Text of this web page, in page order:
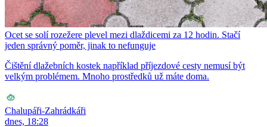
Ocet se solí rozežere plevel mezi dlaždicemi za 12 hodin. Stačí
jeden správný poměr, jinak to nefunguje
Čištění dlažebních kostek například příjezdové cesty nemusí být
velkým problémem. Mnoho prostředků už máte doma.
Chalupáři-Zahrádkáři
dnes, 18:28